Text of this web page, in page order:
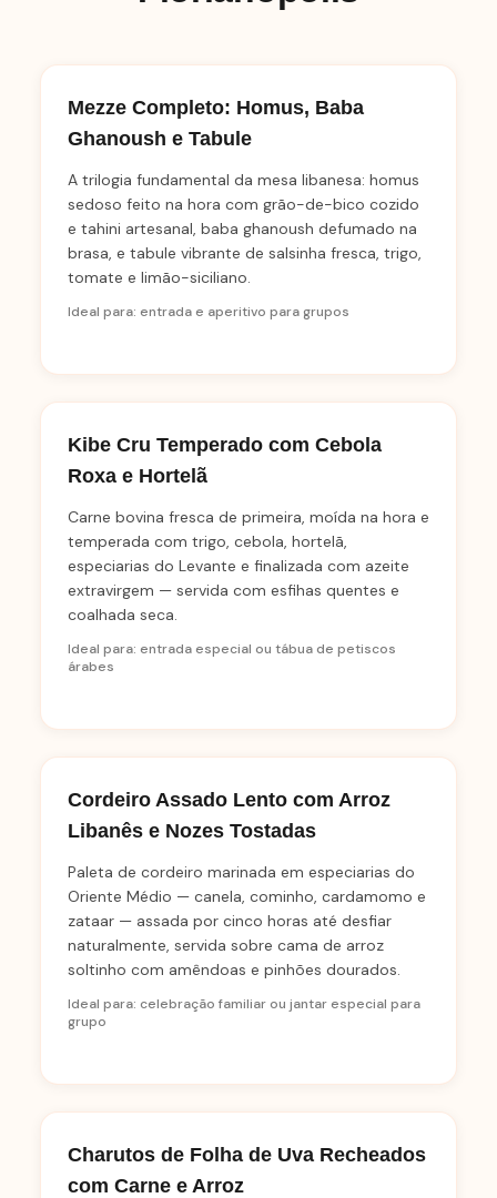
Mezze Completo: Homus, Baba
Ghanoush e Tabule
A trilogia fundamental da mesa libanesa: homus
sedoso feito na hora com grão-de-bico cozido
e tahini artesanal, baba ghanoush defumado na
brasa, e tabule vibrante de salsinha fresca, trigo,
tomate e limão-siciliano.
Ideal para: entrada e aperitivo para grupos
Kibe Cru Temperado com Cebola
Roxa e Hortelã
Carne bovina fresca de primeira, moída na hora e
temperada com trigo, cebola, hortelã,
especiarias do Levante e finalizada com azeite
extravirgem — servida com esfihas quentes e
coalhada seca.
Ideal para: entrada especial ou tábua de petiscos
árabes
Cordeiro Assado Lento com Arroz
Libanês e Nozes Tostadas
Paleta de cordeiro marinada em especiarias do
Oriente Médio — canela, cominho, cardamomo e
zataar — assada por cinco horas até desfiar
naturalmente, servida sobre cama de arroz
soltinho com amêndoas e pinhões dourados.
Ideal para: celebração familiar ou jantar especial para
grupo
Charutos de Folha de Uva Recheados
com Carne e Arroz